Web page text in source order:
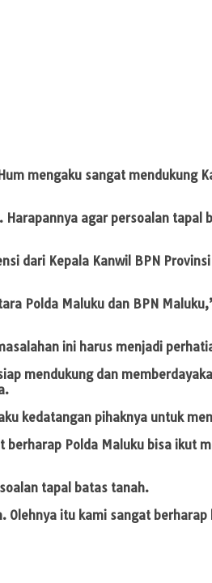
mengaku sangat mendukung
agar persoalan tapal
dari Kepala Kanwil BPN
Polda Maluku dan BPN
ini harus menjadi
mendukung dan
kedatangan pihaknya untuk
Polda Maluku bisa ikut
tapal batas tanah.
itu kami sangat